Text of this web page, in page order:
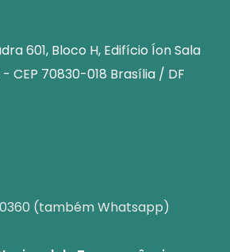
601, Bloco H, Edifício Íon Sala
CEP 70830-018 Brasília / DF
(também Whatsapp)